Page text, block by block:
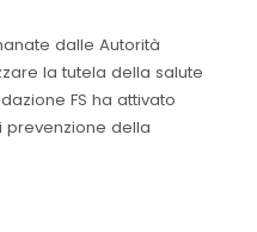
dalle Autorità
la tutela della salute
FS ha attivato
prevenzione della